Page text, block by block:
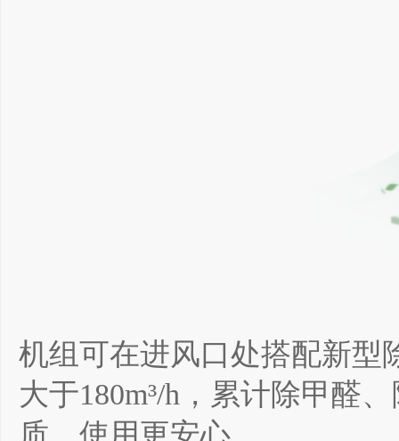
机组可在进风口处搭配新型
大于180m³/h，累计除甲醛
质，使用更安心。